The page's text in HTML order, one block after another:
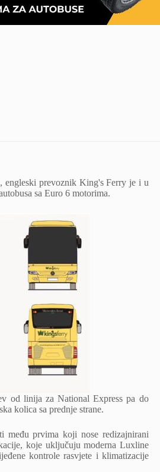
engleski prevoznik King's Ferry je i u
sa Euro 6 motorima.
od linija za National Express pa do
kolica sa prednje strane.
među prvima koji nose redizajnirani
koje uključuju moderna Luxline
kontrole rasvjete i klimatizacije